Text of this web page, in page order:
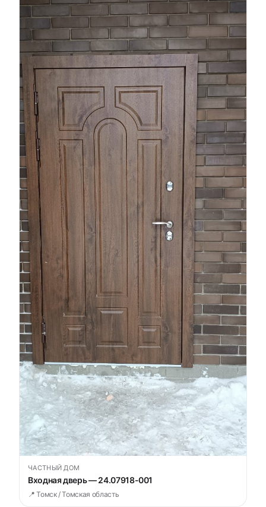
ЧАСТНЫЙ ДОМ
Входная дверь — 24.07918-001
📍 Томск / Томская область